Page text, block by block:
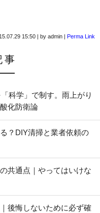
15:50 | by admin | Perma Link
事
科学」で制す。雨上がり
化防衛論
？DIY清掃と業者依頼の
共通点｜やってはいけな
後悔しないために必ず確